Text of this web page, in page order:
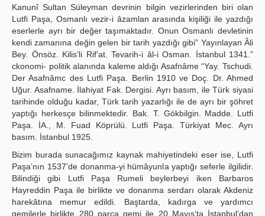
Yayın Politikaları
Kılavuzlar
İletişim
Kanunî Sultan Süleyman devrinin bilgin vezirlerinden biri olan
Lutfi Paşa, Osmanlı vezir-i âzamlan arasında kişiliği ile yazdığı
eserlerle ayrı bir değer taşımaktadır. Onun Osmanlı devletinin
kendi zamanına değin gelen bir tarih yazdığı gibi” Yayınlayan Âli
Bey. Önsöz. Kilis’li Rif’at. Tevarih-i âl-i Osman. İstanbul 1341.”
ckonomi- politik alanında kaleme aldığı Asafnâme “Yay. Tschudi.
Der Asafnâmc des Lutfi Paşa. Berlin 1910 ve Doç. Dr. Ahmed
Uğur. Asafname. İlahiyat Fak. Dergisi. Ayrı basım, ile Türk siyasi
tarihinde olduğu kadar, Türk tarih yazarlığı ile de ayrı bir şöhret
yaptığı herkesçe bilinmektedir. Bak. T. Gökbilgin. Madde. Lutfi
Paşa. İA., M. Fuad Köprülü. Lutfi Paşa. Türkiyat Mec. Ayrı
basım. İstanbul 1925.
Bizim burada sunacağımız kaynak mahiyetindeki eser ise, Lutfi
Paşa’nın 1537’de donanma-yi hümâyunla yaptığı seferle ilgilidir.
Bilindiği gibi Lutfi Paşa Rumeli beylerbeyi iken Barbaros
Hayreddin Paşa ile birlikte ve donanma serdarı olarak Akdeniz
harekâtına memur edildi. Baştarda, kadırga ve yardımcı
gemilerle birlikte 280 parça gemi ile 20 Mayıs’ta İstanbul’dan